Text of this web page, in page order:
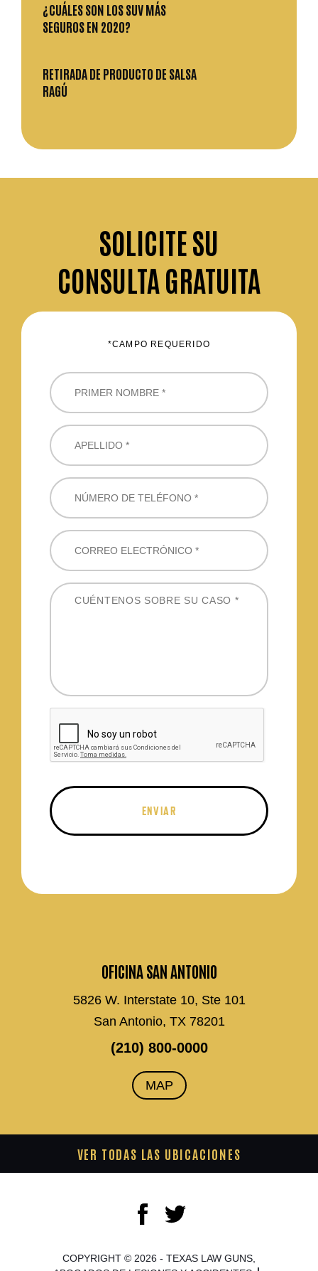
¿CUÁLES SON LOS SUV MÁS
SEGUROS EN 2020?
RETIRADA DE PRODUCTO DE SALSA
RAGÚ
SOLICITESU
CONSULTA GRATUITA
OFICINA SAN ANTONIO
5826 W. Interstate 10, Ste 101
San Antonio, TX 78201
(210) 800-0000
MAP
*CAMPO REQUERIDO
VER TODAS LAS UBICACIONES
COPYRIGHT © 2026 - TEXAS LAW GUNS,